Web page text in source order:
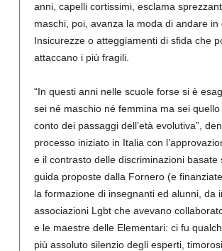
anni, capelli cortissimi, esclama
maschi, poi, avanza la moda di andare
Insicurezze o atteggiamenti di sfida che
attaccano i più fragili.
“In questi anni nelle scuole forse si è
sei né maschio né femmina ma sei
conto dei passaggi dell’età evolutiva”,
processo iniziato in Italia con
e il contrasto delle discriminazioni basate
guida proposte dalla Fornero (e
la formazione di insegnanti ed alunni, da
associazioni Lgbt che avevano
e le maestre delle Elementari: ci fu
più assoluto silenzio degli esperti,